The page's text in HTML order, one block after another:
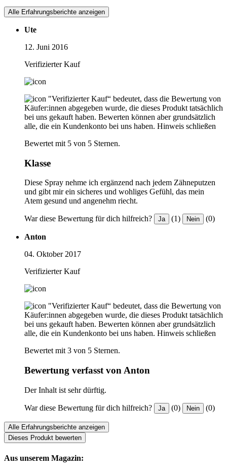
Alle Erfahrungsberichte anzeigen
Ute
12. Juni 2016
Verifizierter Kauf
"Verifizierter Kauf“ bedeutet, dass die Bewertung von
Käufer:innen abgegeben wurde, die dieses Produkt tatsächlich
bei uns gekauft haben. Bewerten können aber grundsätzlich
alle, die ein Kundenkonto bei uns haben. Hinweis schließen
Bewertet mit 5 von 5 Sternen.
Klasse
Diese Spray nehme ich ergänzend nach jedem Zähneputzen
und gibt mir ein sicheres und wohliges Gefühl, das mein
Atem gesund und angenehm riecht.
War diese Bewertung für dich hilfreich? Ja (1) Nein (0)
Anton
04. Oktober 2017
Verifizierter Kauf
"Verifizierter Kauf“ bedeutet, dass die Bewertung von
Käufer:innen abgegeben wurde, die dieses Produkt tatsächlich
bei uns gekauft haben. Bewerten können aber grundsätzlich
alle, die ein Kundenkonto bei uns haben. Hinweis schließen
Bewertet mit 3 von 5 Sternen.
Bewertung verfasst von Anton
Der Inhalt ist sehr dürftig.
War diese Bewertung für dich hilfreich? Ja (0) Nein (0)
Alle Erfahrungsberichte anzeigen
Dieses Produkt bewerten
Aus unserem Magazin: